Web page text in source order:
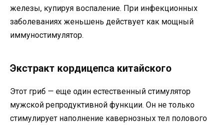
железы, купируя воспаление. При инфекционных
заболеваниях женьшень действует как мощный
иммуностимулятор.
Экстракт кордицепса китайского
Этот гриб — еще один естественный стимулятор
мужской репродуктивной функции. Он не только
стимулирует наполнение кавернозных тел полового